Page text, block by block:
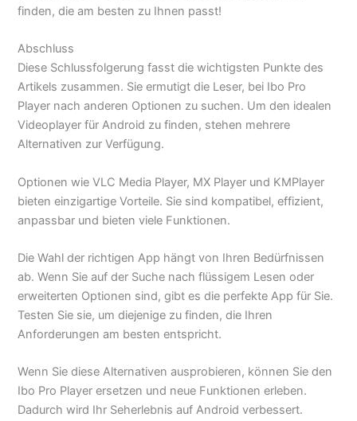
finden, die am besten zu Ihnen passt!
Abschluss
Diese Schlussfolgerung fasst die wichtigsten Punkte des
Artikels zusammen. Sie ermutigt die Leser, bei Ibo Pro
Player nach anderen Optionen zu suchen. Um den idealen
Videoplayer für Android zu finden, stehen mehrere
Alternativen zur Verfügung.
Optionen wie VLC Media Player, MX Player und KMPlayer
bieten einzigartige Vorteile. Sie sind kompatibel, effizient,
anpassbar und bieten viele Funktionen.
Die Wahl der richtigen App hängt von Ihren Bedürfnissen
ab. Wenn Sie auf der Suche nach flüssigem Lesen oder
erweiterten Optionen sind, gibt es die perfekte App für Sie.
Testen Sie sie, um diejenige zu finden, die Ihren
Anforderungen am besten entspricht.
Wenn Sie diese Alternativen ausprobieren, können Sie den
Ibo Pro Player ersetzen und neue Funktionen erleben.
Dadurch wird Ihr Seherlebnis auf Android verbessert.